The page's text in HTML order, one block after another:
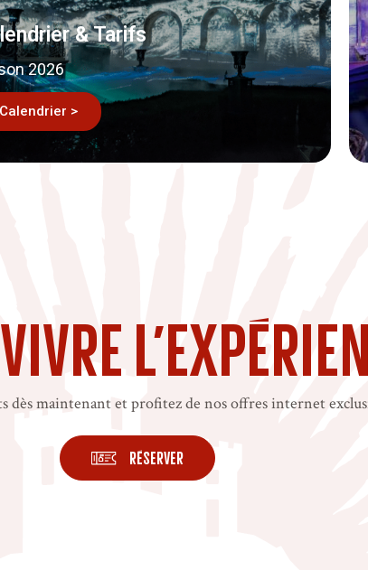
& Tarifs
2026
Calendrier >
dès maintenant et profitez de nos offres internet
Réserver